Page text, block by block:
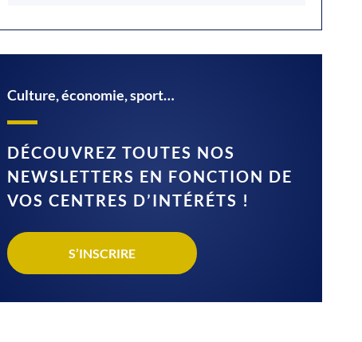
Culture, économie, sport…
DÉCOUVREZ TOUTES NOS
NEWSLETTERS EN FONCTION DE
VOS CENTRES D’INTÉRÉTS !
S’INSCRIRE